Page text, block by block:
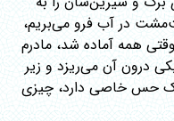
در آب فرو می‌بریم،
همه آماده شد، مادرم
درون آن می‌ریزد و زیر
حس خاصی دارد، چیزی